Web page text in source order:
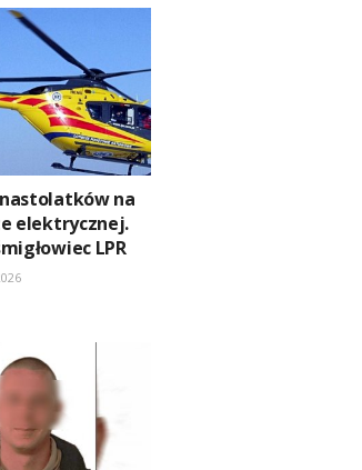
na
elektrycznej.
LPR